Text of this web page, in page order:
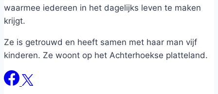
waarmee iedereen in het dagelijks leven te maken
krijgt.
Ze is getrouwd en heeft samen met haar man vijf
kinderen. Ze woont op het Achterhoekse platteland.